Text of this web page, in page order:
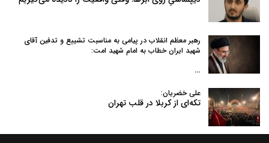
رهبر معظم انقلاب در پیامی به‌ مناسبت تشییع و تدفین آقای
شهید ایران خطاب به امام شهید امت:
…
علی خضریان:
تکه‌ای از کربلا در قلب تهران